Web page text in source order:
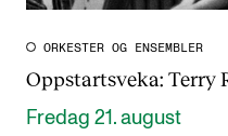
ORKESTER OG ENSEMBLER
Oppstartsveka: Terry
Fredag 21. august